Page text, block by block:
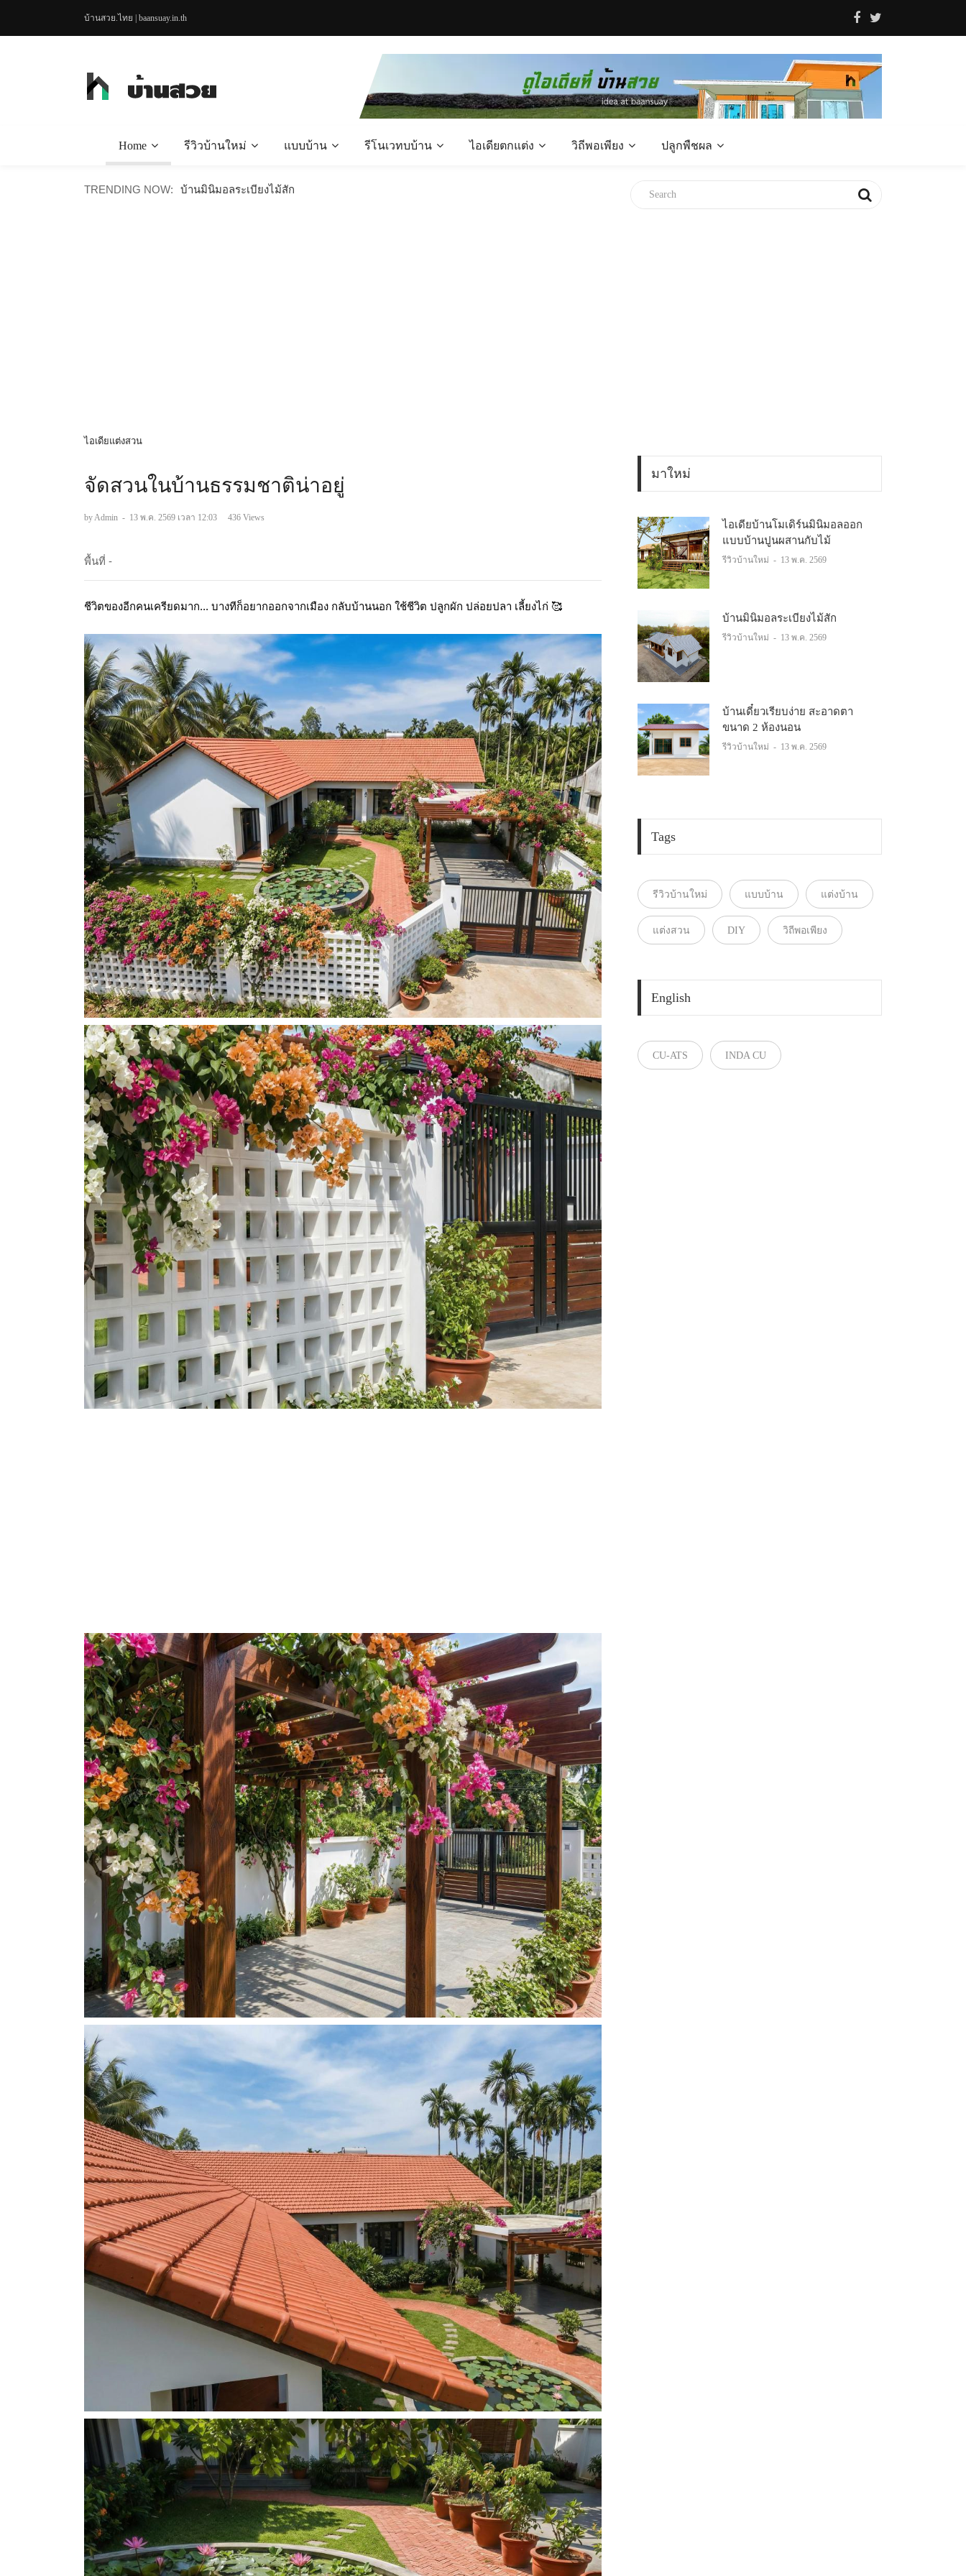
บ้านสวย.ไทย | baansuay.in.th
Home รีวิวบ้านใหม่ แบบบ้าน รีโนเวทบบ้าน ไอเดียตกแต่ง วิถีพอเพียง ปลูกพืชผล
TRENDING NOW: บ้านเดี๋ยวเรียบง่าย สะอาดตา ขนาด 2 ห้องนอน
ไอเดียแต่งสวน
จัดสวนในบ้านธรรมชาติน่าอยู่
by Admin - 13 พ.ค. 2569 เวลา 12:03 436 Views
พื้นที่ -
ชีวิตของอีกคนเครียดมาก... บางทีก็อยากออกจากเมือง กลับบ้านนอก ใช้ชีวิต ปลูกผัก ปล่อยปลา เลี้ยงไก่ 🥰
มาใหม่
ไอเดียบ้านโมเดิร์นมินิมอลออก
แบบบ้านปูนผสานกับไม้
รีวิวบ้านใหม่ - 13 พ.ค. 2569
บ้านมินิมอลระเบียงไม้สัก
รีวิวบ้านใหม่ - 13 พ.ค. 2569
บ้านเดี๋ยวเรียบง่าย สะอาดตา
ขนาด 2 ห้องนอน
รีวิวบ้านใหม่ - 13 พ.ค. 2569
Tags
รีวิวบ้านใหม่ แบบบ้าน แต่งบ้าน
แต่งสวน DIY วิถีพอเพียง
English
CU-ATS INDA CU